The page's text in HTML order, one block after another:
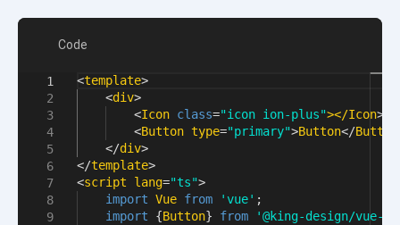
Code
1
2
3
4
5
6
7
8
9
<template>
<div>
<Icon class="icon ion-plus"></Icon>
<Button type="primary">Button</Button
</div>
</template>
<script lang="ts">
import Vue from 'vue' ;
import
{Button} from '@king-design/vue-